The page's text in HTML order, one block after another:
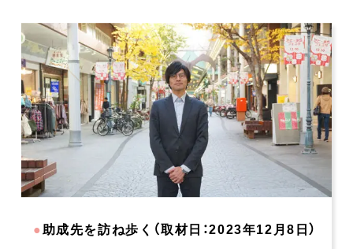
●助成先を訪ね歩く（取材日：2023年12月8日）